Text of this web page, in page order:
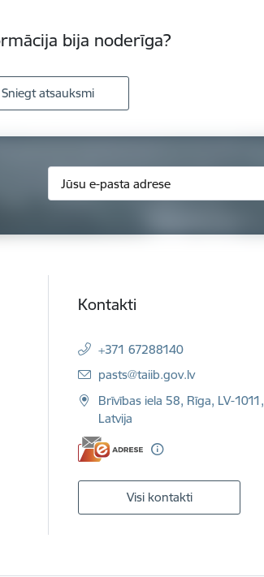
bija noderīga?
Sniegt atsauksmi
Kontakti
+371 67288140
E-pasts:
pasts@taiib.gov.lv
Brīvības iela 58, Rīga, LV-1011,
Latvija
Visi kontakti